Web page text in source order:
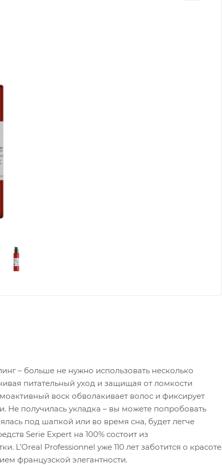
– больше не нужно использовать несколько
питательный уход и защищая от ломкости
воск обволакивает волос и фиксирует
Не получилась укладка – вы можете попробовать
под шапкой или во время сна, будет легче
Serie Expert на 100% состоит из
L’Oreal Professionnel уже 110 лет заботится о красоте
французской элегантности.